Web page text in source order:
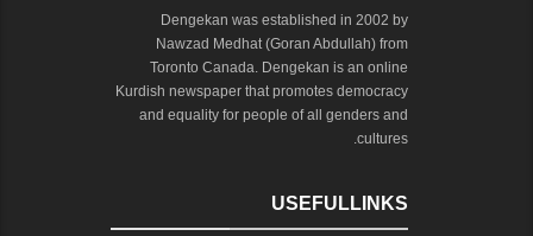
Dengekan was established in 2002 by
Nawzad Medhat (Goran Abdullah) from
Toronto Canada. Dengekan is an online
Kurdish newspaper that promotes democracy
and equality for people of all genders and
cultures.
USEFULLINKS